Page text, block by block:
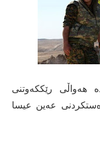
هەواڵی رێككەوتنی
عەین عیسا